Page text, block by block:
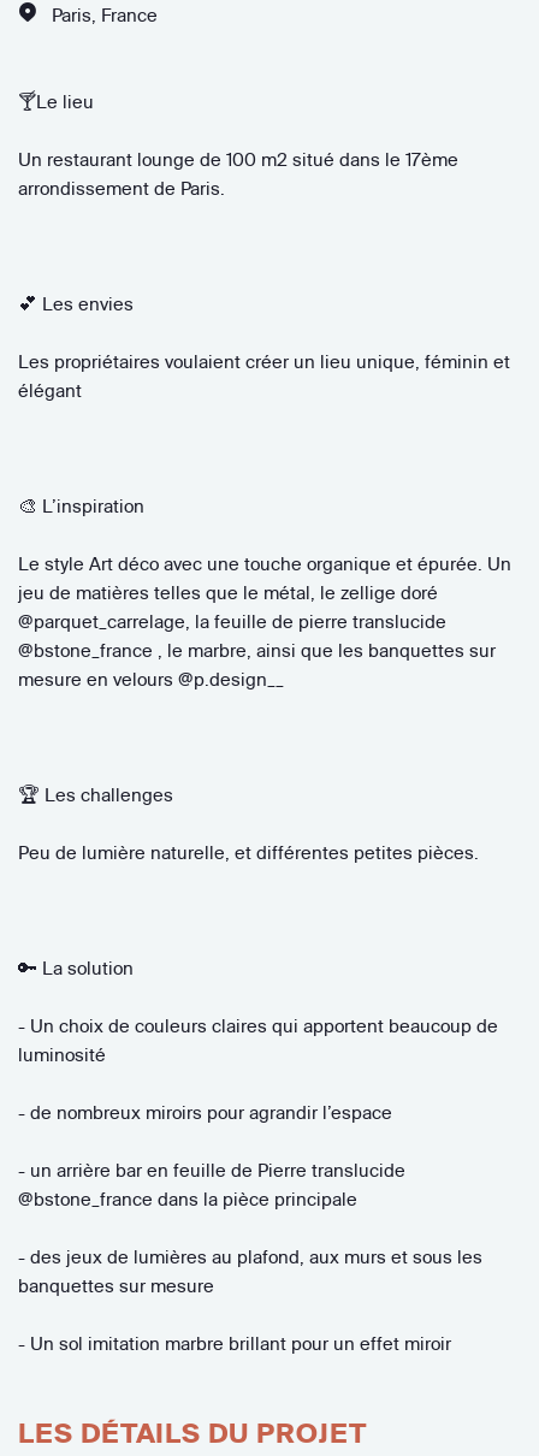
Paris France
🍸 Le lieu
Un restaurant lounge de 100 m2 situé dans le 17ème
arrondissement de Paris.
💕 Les envies
Les propriétaires voulaient créer un lieu unique, féminin et
élégant
🎨 L’inspiration
Le style Art déco avec une touche organique et épurée. Un
jeu de matières telles que le métal, le zellige doré
@parquet_carrelage, la feuille de pierre translucide
@bstone_france , le marbre, ainsi que les banquettes sur
mesure en velours @p.design__
🏆 Les challenges
Peu de lumière naturelle, et différentes petites pièces.
🔑 La solution
- Un choix de couleurs claires qui apportent beaucoup de
luminosité
- de nombreux miroirs pour agrandir l’espace
- un arrière bar en feuille de Pierre translucide
@bstone_france dans la pièce principale
- des jeux de lumières au plafond, aux murs et sous les
banquettes sur mesure
- Un sol imitation marbre brillant pour un effet miroir
LES DÉTAILS DU PROJET